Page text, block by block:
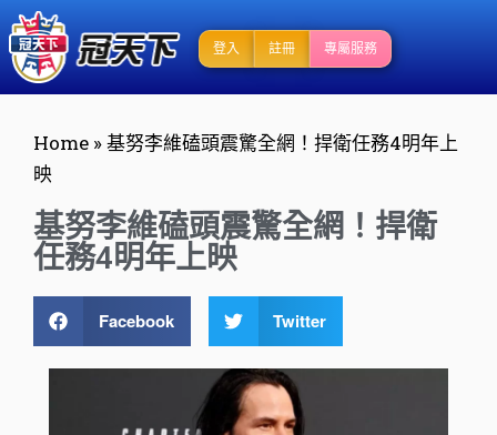
登入 註冊 專屬服務
Home »基努李維磕頭震驚全網！捍衛任務4明年上
映
基努李維磕頭震驚全網！捍衛
任務4明年上映
Facebook Twitter